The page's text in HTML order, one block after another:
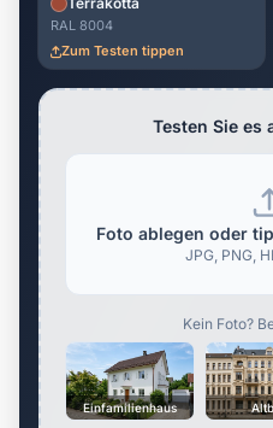
RAL 8004
Zum Testen tippen
Testen Sie es
Foto ablegen oder
JPG, PNG,
Kein Foto?
Einfamilienhaus